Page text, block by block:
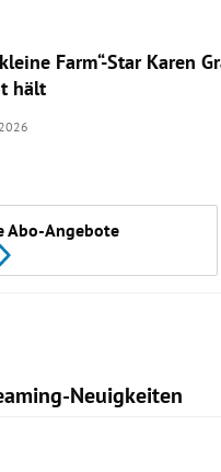
Farm“-Star Karen
hält
Abo-Angebote
Neuigkeiten